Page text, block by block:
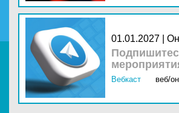
01.01.2027 |
Вебкаст веб/